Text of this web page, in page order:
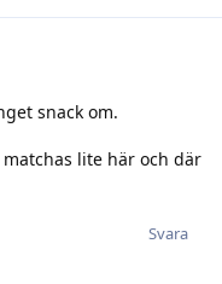
snack om.
lite här och där
Svara